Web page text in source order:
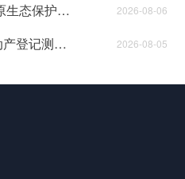
2026年中央财政林业草原生态保护恢复资金青海湖国家级自然保护区能力建设项目项目监理成交结果公告 2026-08-06
兴海县宗教活动场所不动产登记测绘项目中标(成交)结果公告 2026-08-05